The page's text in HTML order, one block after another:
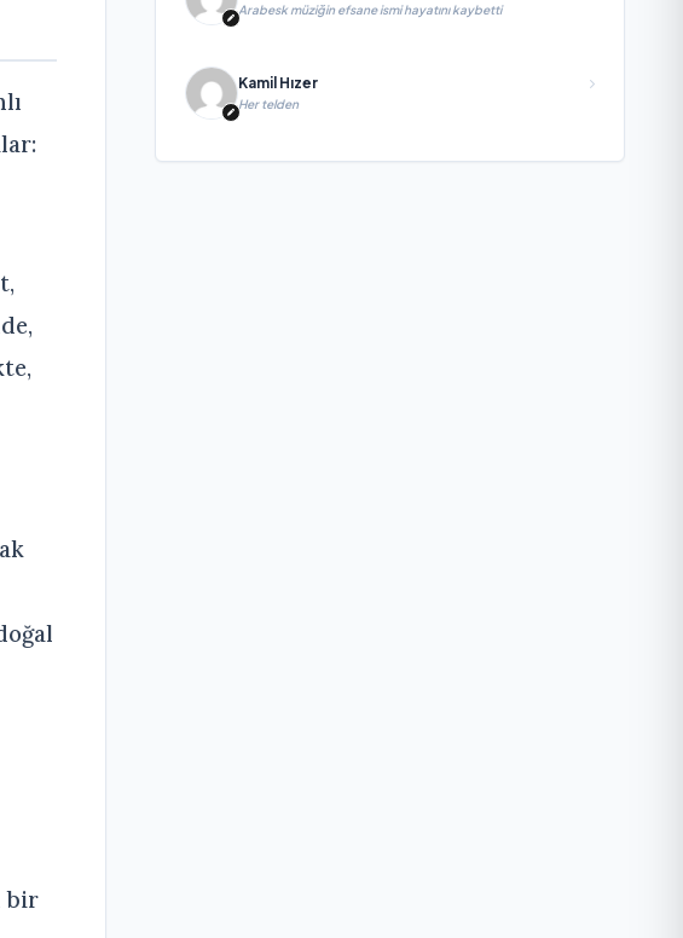
bir
Arabesk müziğin efsane ismi hayatını kaybetti
Kamil Hızer
Her telden